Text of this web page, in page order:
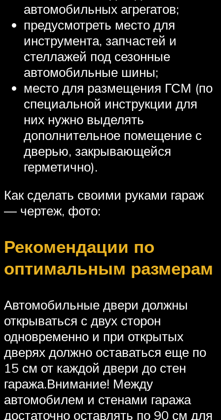
автомобильных агрегатов;
предусмотреть место для
инструмента, запчастей и
стеллажей под сезонные
автомобильные шины;
место для размещения ГСМ (по
специальной инструкции для
них нужно выделять
дополнительное помещение с
дверью, закрывающейся
герметично).
Как сделать своими руками гараж
— чертеж, фото:
Рекомендации по
оптимальным размерам
Автомобильные двери должны
открываться с двух сторон
одновременно и при открытых
дверях должно оставаться еще по
15 см от каждой двери до стен
гаража.Внимание! Между
автомобилем и стенами гаража
достаточно оставлять по 90 см для